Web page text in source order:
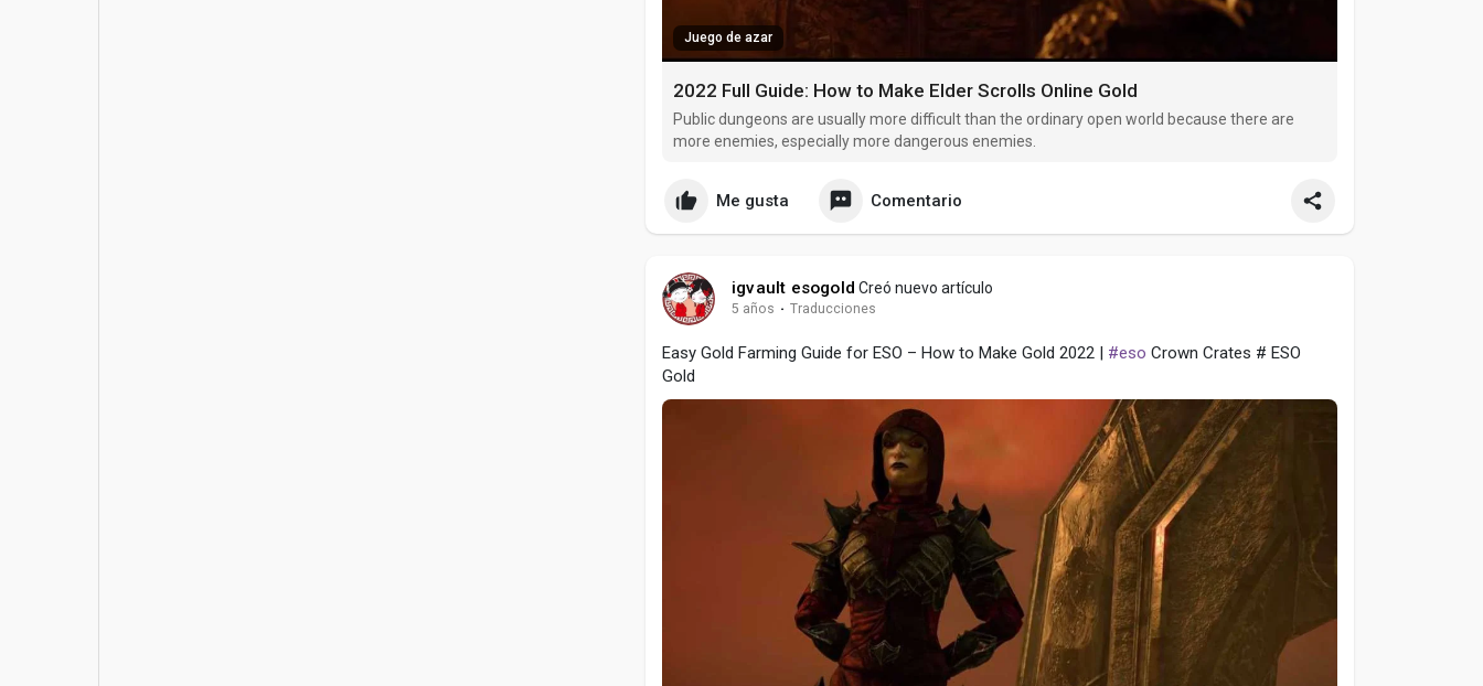
Juego de azar
2022 Full Guide: How to Make Elder Scrolls Online Gold
Public dungeons are usually more difficult than the ordinary open world because there are
more enemies, especially more dangerous enemies.
Me gusta Comentario
igvault esogold Creó nuevo artículo
5 años · Traducciones
Easy Gold Farming Guide for ESO – How to Make Gold 2022 | #eso Crown Crates # ESO
Gold